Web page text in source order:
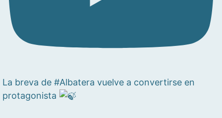
La breva de #Albatera vuelve a convertirse en
protagonista